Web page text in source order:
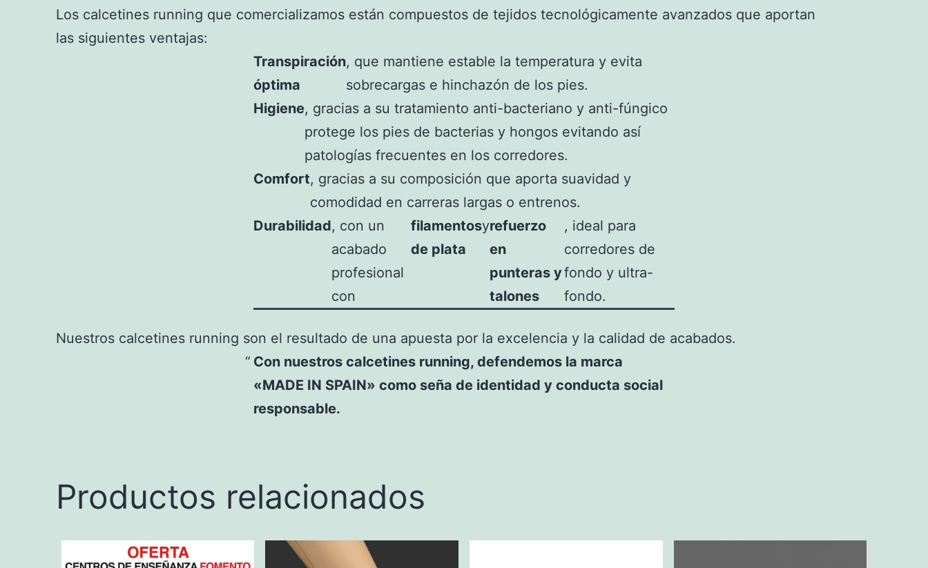
Los calcetines running que comercializamos están compuestos de tejidos tecnológicamente avanzados que aportan
las siguientes ventajas:
Transpiración
óptima
, que mantiene estable la temperatura y evita
sobrecargas e hinchazón de los pies.
Higiene, gracias a su tratamiento anti-bacteriano y anti-fúngico
protege los pies de bacterias y hongos evitando así
patologías frecuentes en los corredores.
Comfort, gracias a su composición que aporta suavidad y
comodidad en carreras largas o entrenos.
Durabilidad, con un
acabado
profesional
con
filamentos
de plata
yrefuerzo
en
punteras y
talones
, ideal para
corredores de
fondo y ultra-
fondo.
Nuestros calcetines running son el resultado de una apuesta por la excelencia y la calidad de acabados.
Con nuestros calcetines running, defendemos la marca
«MADE IN SPAIN» como seña de identidad y conducta social
responsable.
Productos relacionados